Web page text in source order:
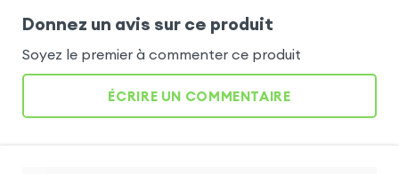
Donnez un avis sur ce produit
Soyez le premier à commenter ce produit
ÉCRIRE UN COMMENTAIRE